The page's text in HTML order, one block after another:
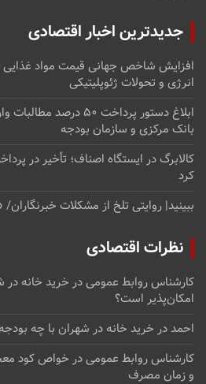
جدیدترین اخبار اقتصادی
افزایش شاخص جهانی قیمت مواد غذایی در
انرژی و تحولات ژئوپلیتیکی
ابلاغ دستور پرداخت ۵۰
بانک مرکزی و سازمان بودجه
کالابرگ در ایستگاه اصناف؛ تأخیر در
کرد
ببینید| روایتی تلخ از مشکلات
نظرات اقتصادی
کارشناس روابط عمومیدرخرید خانه در
امکان‌پذیر است؟
احمددرخرید خانه در شهران با چه
کارشناس روابط عمومیدرخواص کود
و زمان مصرف